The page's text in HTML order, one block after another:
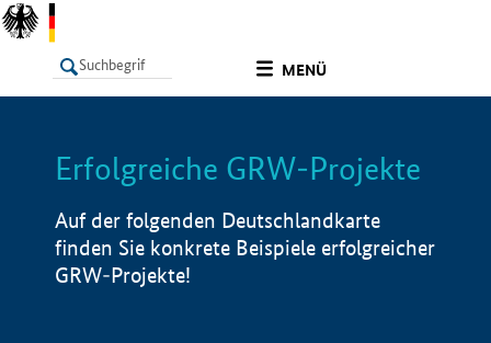
MENÜ
LISTE Info
Erfolgreiche GRW-Projekte
Auf der folgenden Deutschlandkarte
finden Sie konkrete Beispiele erfolgreicher
GRW-Projekte!